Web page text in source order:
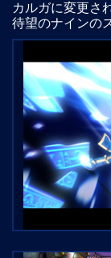
カルガに変更さ
待望のナインの